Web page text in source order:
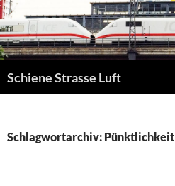
Zum
Inhalt
springen
Schiene Strasse Luft
Schlagwortarchiv: Pünktlichkeit